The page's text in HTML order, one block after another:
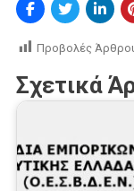
Προβολές
Σχετικά